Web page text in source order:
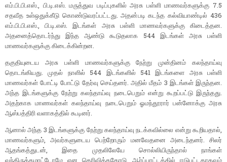
எம்.பி.பி.எஸ்., பி.டி.எஸ். மருத்துவ படிப்புகளில் அரசு பள்ளி மாணவர்களுக்கு 7.5
சதவீத உள்ஒதுக்கீடு கொண்டுவரப்பட்டது. அதன்படி கடந்த கல்வியாண்டில் 436
எம்.பி.பி.எஸ்., பி.டி.எஸ். இடங்கள் அரசு பள்ளி மாணவர்களுக்கு கிடைத்தன.
அதனைத்தொடர்ந்து இந்த ஆண்டு கூடுதலாக 544 இடங்கள் அரசு பள்ளி
மாணவர்களுக்கு கிடைக்கின்றன.
தகுதியுடைய அரசு பள்ளி மாணவர்களுக்கு நேற்று முன்தினம் கலந்தாய்வு
தொடங்கியது. முதல் நாளில் 544 இடங்களில் 541 இடங்களை அரசு பள்ளி
மாணவர்கள் போட்டி போட்டு தேர்வு செய்தனர். அதில் மீதம் 3 இடங்கள் இருந்தன.
அந்த இடங்களுக்கு நேற்று கலந்தாய்வு நடைபெறும் என்று கூறப்பட்டு இருந்தது.
அதற்காக மாணவர்கள் கலந்தாய்வு நடைபெறும் ஓமந்தூரார் பன்னோக்கு அரசு
ஆஸ்பத்திரி வளாகத்தில் கூடினர்.
ஆனால் அந்த 3 இடங்களுக்கு நேற்று கலந்தாய்வு நடக்கவில்லை என்று கூறியதால்,
மாணவர்களும், அவர்களுடைய பெற்றோரும் மனவேதனை அடைந்தனர். சிலர்
ஆதங்கத்துடன், இதை முதலிலேயே சொல்லியிருந்தால் நாங்கள்
வந்திருக்கமாட்டோமே என தெரிவித்ததோடு, ஆர்ப்பாட்டத்தில் ஈடுபட்டதாகவும்